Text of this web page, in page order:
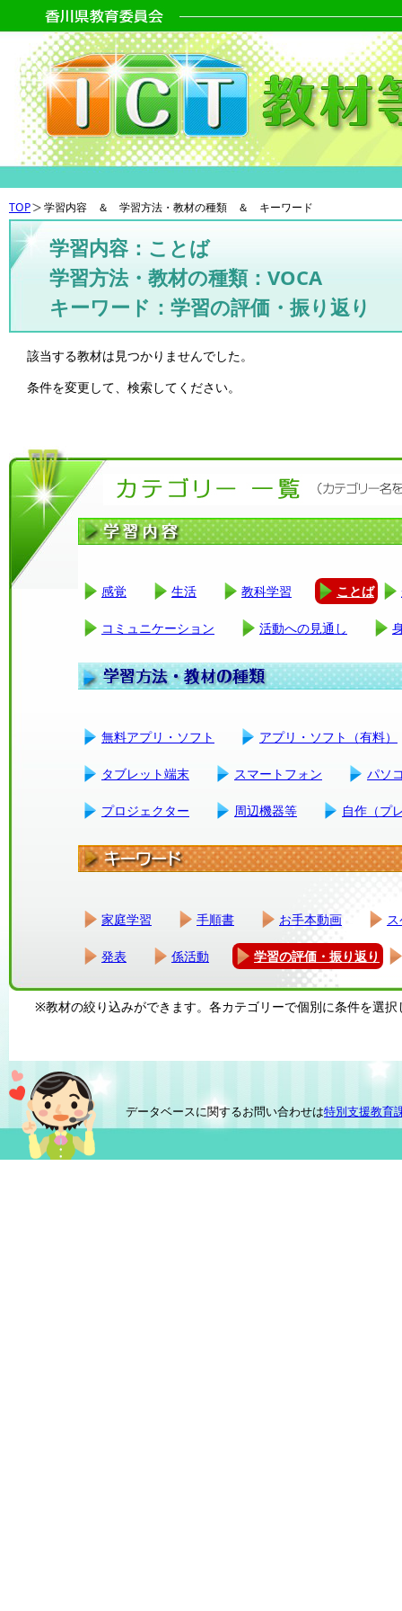
TOP 学習内容 ＆ 学習方法・教材の種類 ＆ キーワード
学習内容：ことば
学習方法・教材の種類：VOCA
キーワード：学習の評価・振り返り
該当する教材は見つかりませんでした。
条件を変更して、検索してください。
感覚 生活 教科学習 ことば
コミュニケーション 活動への見通し
無料アプリ・ソフト アプリ・ソフト（有料）
タブレット端末 スマートフォン パソ
プロジェクター 周辺機器等 自作（プ
家庭学習 手順書 お手本動画
発表 係活動 学習の評価・振り返り
※教材の絞り込みができます。各カテゴリーで個別に条件を選択
データベースに関するお問い合わせは特別支援教育